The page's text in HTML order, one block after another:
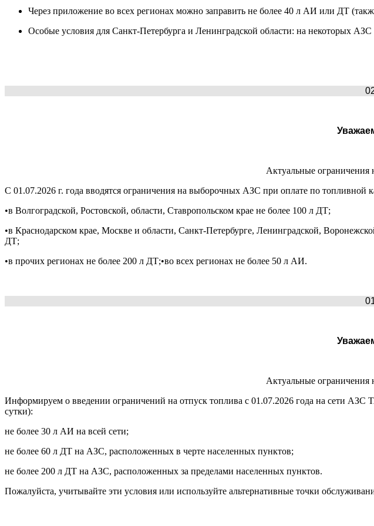
Через приложение во всех регионах можно заправить не более 40 л АИ или ДТ
Особые условия для Санкт‑Петербурга и Ленинградской области: на некоторых
Актуальные
С 01.07.2026 г. года вводятся ограничения на выборочных АЗС при оплате по топливной
•в Волгоградской, Ростовской, области, Ставропольском крае не более 100 л ДТ;
•в Краснодарском крае, Москве и области, Санкт-Петербурге, Ленинградской,
ДТ;
•в прочих регионах не более 200 л ДТ;•во всех регионах не более 50 л АИ.
Актуальные
Информируем о введении ограничений на отпуск топлива с 01.07.2026 года на сети
сутки):
не более 30 л АИ на всей сети;
не более 60 л ДТ на АЗС, расположенных в черте населенных пунктов;
не более 200 л ДТ на АЗС, расположенных за пределами населенных пунктов.
Пожалуйста, учитывайте эти условия или используйте альтернативные точки